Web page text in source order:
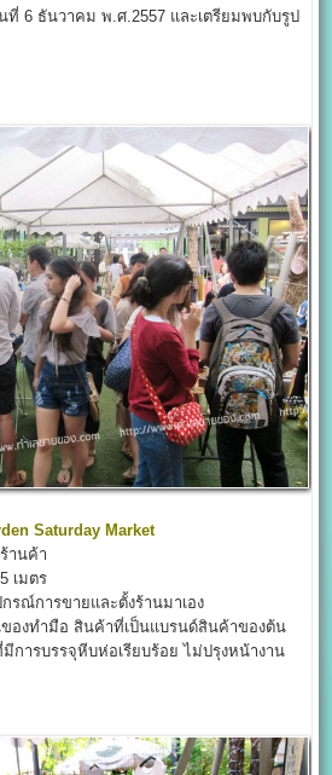
6 ธันวาคม พ.ศ.2557 และเตรียมพบกับรูป
Saturday Market
านค้า
เมตร
ณ์การขายและตั้งร้านมาเอง
งทำมือ สินค้าที่เป็นแบรนด์สินค้าของต้น
มีการบรรจุหีบห่อเรียบร้อย ไม่ปรุงหน้างาน